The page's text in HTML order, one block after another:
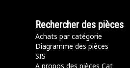
Rechercher des pièces
Achats par catégorie
Diagramme des pièces
SIS
A propos des pièces Cat